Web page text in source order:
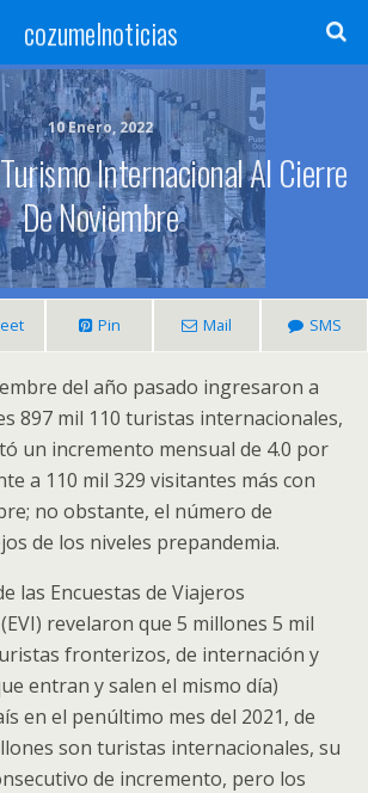
cozumelnoticias
10 Enero, 2022
Internacional Al Cierre
De Noviembre
Pin Mail SMS
del año pasado ingresaron a
897 mil 110 turistas internacionales,
un incremento mensual de 4.0 por
a 110 mil 329 visitantes más con
no obstante, el número de
de los niveles prepandemia.
las Encuestas de Viajeros
revelaron que 5 millones 5 mil
fronterizos, de internación y
entran y salen el mismo día)
en el penúltimo mes del 2021, de
son turistas internacionales, su
de incremento, pero los